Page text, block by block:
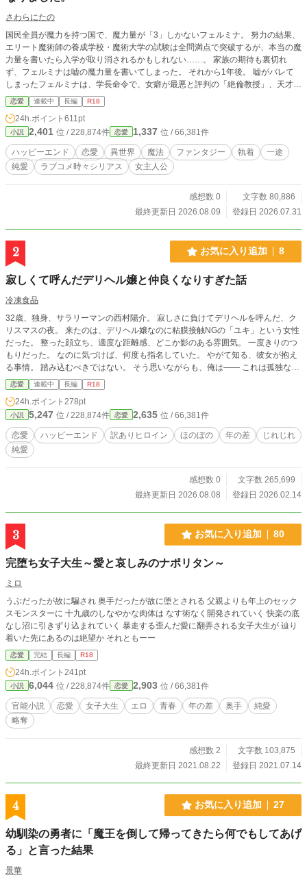
さわらにたの
国民全員が魔力を持つ国で、魔力量が「3」しかないフェルミナ。 努力の結果、
エリート魔術師の養成学校・魔術大学の試験は全問満点で突破するが、本当の魔
力量を書いたら入学が取り消されるかもしれない……。 家族の期待も裏切れ
ず、フェルミナは嘘の魔力量を書いてしまった。 それから1年後。 嘘がバレて
しまったフェルミナは、学長命令で、女癖が最悪と評判の「絶倫教授」、天才美
形教授・アダンの元で「実験台」となることに……。 でも、なんだか様子がお
かしい？ そんな魔術大学が舞台の【頑張り屋の妄想癖ありヒロイン】×【天才
美形変わり者教授ヒーロー】のラブコメからの純愛溺愛ハピエンです。 ※完
結保証です。全15万字程度 ※別サイト（ムーンライトノベルズ）先行更新中/第
2部まで公開しています/基本的に1部程度先行していきます ※こちらはぼちぼち
更新していきます ※HOTランキング入りありがとうございます！（7/31～8/1）
恋愛 連載中 長編 R18
24h.ポイント 611pt
小説 2,401 位 / 228,874件 恋愛 1,337 位 / 66,381件
ハッピーエンド 恋愛 異世界 魔法 ファンタジー 執着
一途
純愛
ラブコメ時々シリアス 女主人公
感想数 0
文字数 80,886
最終更新日 2026.08.09
登録日 2026.07.31
2 お気に入り追加 8
寂しくて呼んだデリヘル嬢と仲良くなりすぎた話
冷凍食品
32歳、独身、サラリーマンの西村陽介。 寂しさに負けてデリヘルを呼んだ、ク
リスマスの夜。 来たのは、デリヘル嬢なのに粘膜接触NGの「ユキ」という女性
だった。 整った顔立ち、適度な距離感、どこか影のある雰囲気。 一度きりのつ
もりだった。 なのに気づけば、何度も指名していた。 やがて知る、彼女が抱え
る事情。 踏み込むべきではない。 そう思いながらも、俺は—— これは孤独な男
と訳あり女性の、 ティラミスみたいに甘くて、少しほろ苦い――そんなお話。
※この作品は「小説家になろう」「ソリスピア」にも掲載しています
恋愛 連載中 長編 R18
24h.ポイント 278pt
小説 5,247 位 / 228,874件 恋愛 2,635 位 / 66,381件
恋愛 ハッピーエンド 訳ありヒロイン ほのぼの 年の差
じれじれ
純愛
感想数 0
文字数 265,699
最終更新日 2026.08.08
登録日 2026.02.14
3 お気に入り追加 80
完堕ち女子大生～愛と哀しみのナポリタン～
ミロ
うぶだったが故に騙され 奥手だったが故に堕とされる 父親よりも年上のセック
スモンスターに 十九歳のしなやかな肉体は なす術なく開発されていく 快楽の底
なし沼に引きずり込まれていく 暴走する歪んだ愛に翻弄される女子大生が 辿り
着いた先にあるのは絶望か それともーー
恋愛 完結 長編 R18
24h.ポイント 241pt
小説 6,044 位 / 228,874件 恋愛 2,903 位 / 66,381件
官能小説 恋愛 女子大生 エロ 青春 年の差 奥手
純愛
略奪
感想数 2
文字数 103,875
最終更新日 2021.08.22
登録日 2021.07.14
4 お気に入り追加 27
幼馴染の勇者に「魔王を倒して帰ってきたら何でもしてあげ
る」と言った結果
景華